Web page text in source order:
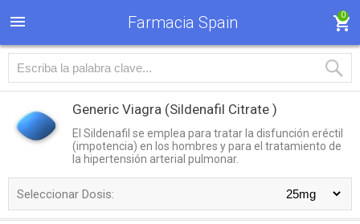
Farmacia Spain 0
Generic Viagra (Sildenafil Citrate )
El Sildenafil se emplea para tratar la disfunción eréctil
(impotencia) en los hombres y para el tratamiento de
la hipertensión arterial pulmonar.
Seleccionar Dosis: